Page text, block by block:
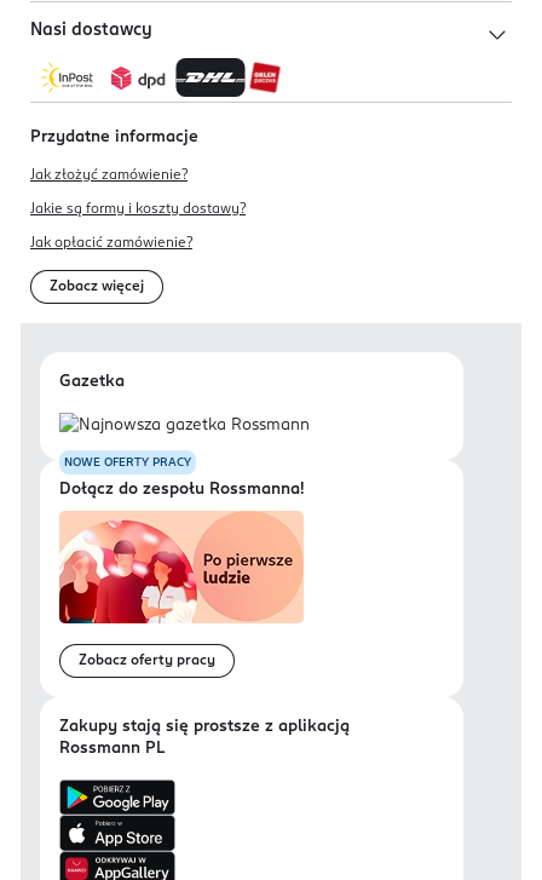
Nasi dostawcy
Przydatne informacje
Jak złożyć zamówienie?
Jakie są formy i koszty dostawy?
Jak opłacić zamówienie?
Zobacz więcej
Gazetka
NOWE OFERTY PRACY
Dołącz do zespołu Rossmanna!
Zobacz oferty pracy
Zakupy stają się prostsze z aplikacją
Rossmann PL